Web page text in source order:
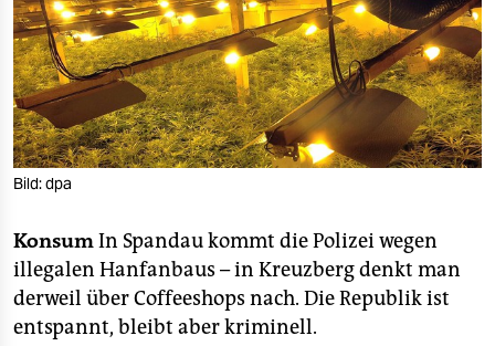
verlag
veranstaltungen
shop
fragen & hilfe
abo
genossenschaft
Bild: dpa
KonsumIn Spandau kommt die Polizei wegen
illegalen Hanfanbaus – in Kreuzberg denkt man
derweil über Coffeeshops nach. Die Republik ist
entspannt, bleibt aber kriminell.